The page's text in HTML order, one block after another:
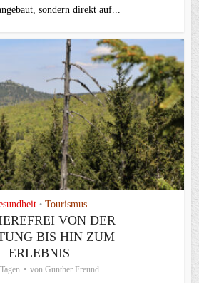
sondern direkt auf...
• Tourismus
VON DER
BIS HIN ZUM
ERLEBNIS
von Günther Freund